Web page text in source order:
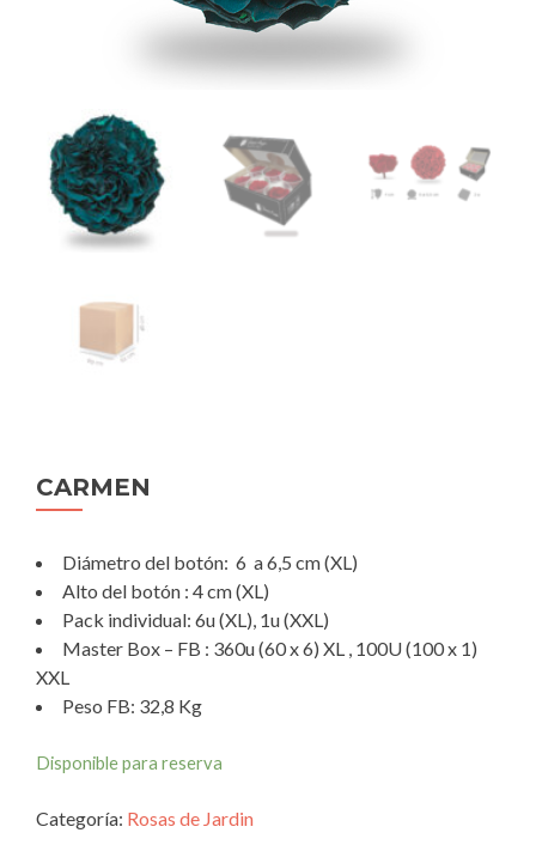
CARMEN
Diámetro del botón: 6 a 6,5 cm (XL)
Alto del botón : 4 cm (XL)
Pack individual: 6u (XL), 1u (XXL)
Master Box – FB : 360u (60 x 6) XL , 100U (100 x 1)
XXL
Peso FB: 32,8 Kg
Disponible para reserva
Categoría: Rosas de Jardin